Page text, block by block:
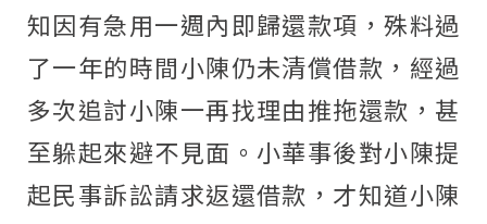
知因有急用一週內即歸還款項，殊料過
了一年的時間小陳仍未清償借款，經過
多次追討小陳一再找理由推拖還款，甚
至躲起來避不見面。小華事後對小陳提
起民事訴訟請求返還借款，才知道小陳